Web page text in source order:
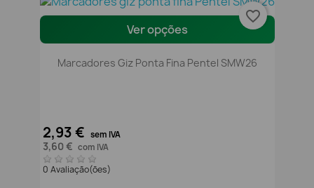
Ver opções
Marcadores Giz Ponta Fina Pentel SMW26
2,93 € sem IVA
3,60 € com IVA
0 Avaliação(ões)
favorite_border